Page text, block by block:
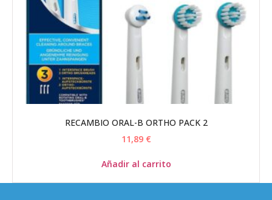
RECAMBIO ORAL-B ORTHO PACK 2
11,89 €
Añadir al carrito